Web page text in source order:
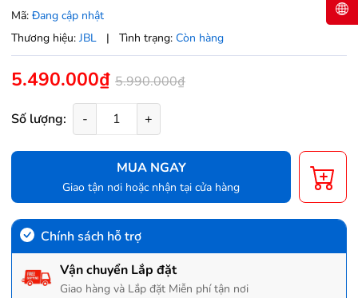
Mã: Đang cập nhật
Thương hiệu: JBL | Tình trạng: Còn hàng
5.490.000₫ 5.990.000₫
Số lượng: - +
MUA NGAY
Giao tận nơi hoặc nhận tại cửa hàng
Chính sách hỗ trợ
Vận chuyển Lắp đặt
Giao hàng và Lắp đặt Miễn phí tận nơi